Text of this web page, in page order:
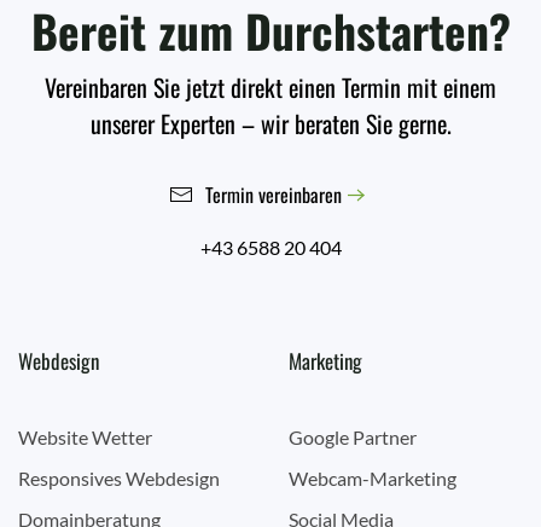
Bereit zum Durchstarten?
Vereinbaren Sie jetzt direkt einen Termin mit einem
unserer Experten – wir beraten Sie gerne.
Termin vereinbaren
+43 6588 20 404
Webdesign
Website Wetter
Responsives Webdesign
Domainberatung
Marketing
Google Partner
Webcam-Marketing
Social Media